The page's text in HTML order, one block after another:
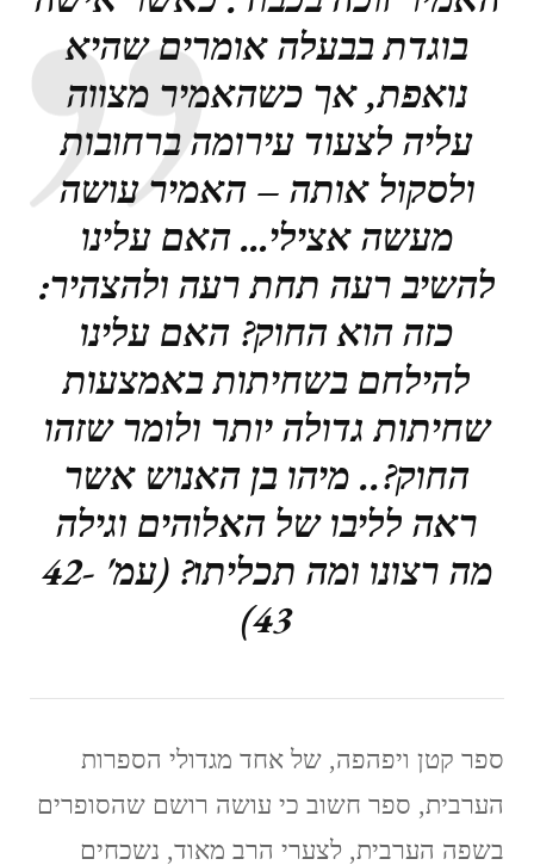
בוגדת בבעלה אומרים שהיא
נואפת, אך כשהאמיר מצווה
עליה לצעוד עירומה ברחובות
ולסקול אותה – האמיר עושה
מעשה אצילי… האם עלינו
להשיב רעה תחת רעה ולהצהיר:
כזה הוא החוק? האם עלינו
להילחם בשחיתות באמצעות
שחיתות גדולה יותר ולומר שזהו
החוק?.. מיהו בן האנוש אשר
ראה לליבו של האלוהים וגילה
מה רצונו ומה תכליתו? (עמ' 42-
43)
ספר קטן ויפהפה, של אחד מגדולי הספרות
הערבית, ספר חשוב כי עושה רושם שהסופרים
בשפה הערבית, לצערי הרב מאוד, נשכחים